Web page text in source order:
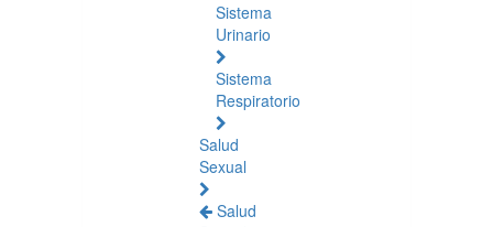
Sistema
Urinario
Sistema
Respiratorio
Salud
Sexual
Salud